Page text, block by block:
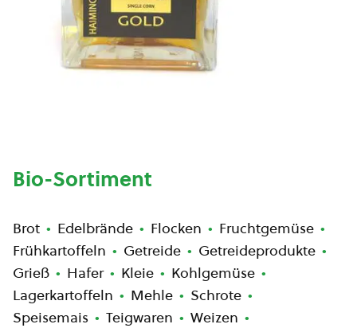
Bio-Sortiment
Brot Edelbrände Flocken
Fruchtgemüse
Frühkartoffeln
Getreide
Getreideprodukte
Grieß
Hafer Kleie
Kohlgemüse
Lagerkartoffeln
Mehle
Schrote
Speisemais
Teigwaren
Weizen